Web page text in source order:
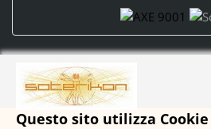
Questo sito utilizza Cookie